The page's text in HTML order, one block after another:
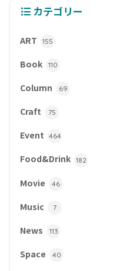
カテゴリー
ART 155
Book 110
Column 69
Craft 75
Event 464
Food&Drink 182
Movie 46
Music 7
News 113
Space 40